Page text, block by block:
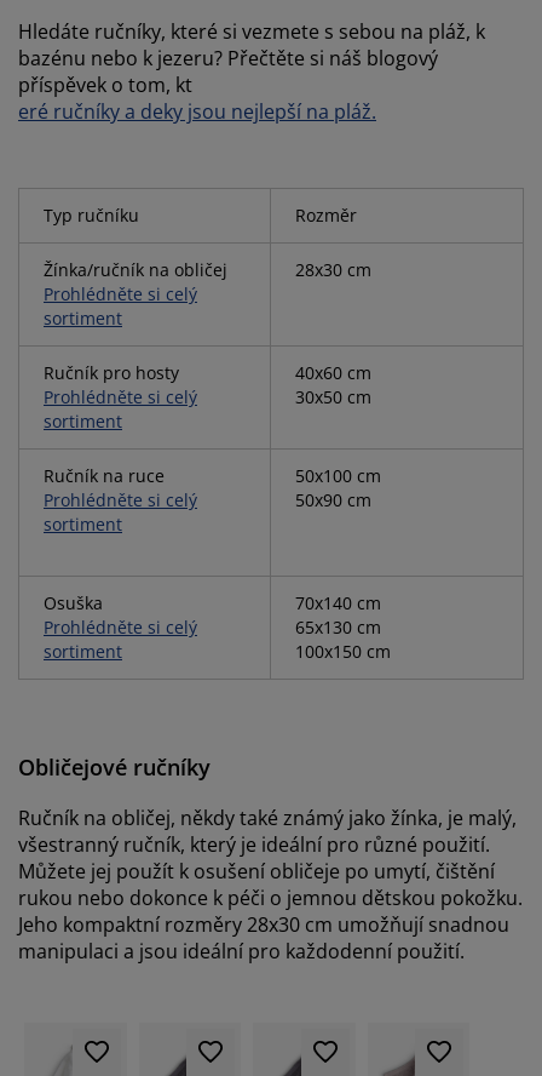
Hledáte ručníky, které si vezmete s sebou na pláž, k
bazénu nebo k jezeru? Přečtěte si náš blogový
příspěvek o tom, kt
eré ručníky a deky jsou nejlepší na pláž.
Typ ručníku Rozměr
Žínka/ručník na obličej
Prohlédněte si celý
sortiment
28x30 cm
Ručník pro hosty
Prohlédněte si celý
sortiment
40x60 cm
30x50 cm
Ručník na ruce
Prohlédněte si celý
sortiment
50x100 cm
50x90 cm
Osuška
Prohlédněte si celý
sortiment
70x140 cm
65x130 cm
100x150 cm
Obličejové ručníky
Ručník na obličej, někdy také známý jako žínka, je malý,
všestranný ručník, který je ideální pro různé použití.
Můžete jej použít k osušení obličeje po umytí, čištění
rukou nebo dokonce k péči o jemnou dětskou pokožku.
Jeho kompaktní rozměry 28x30 cm umožňují snadnou
manipulaci a jsou ideální pro každodenní použití.